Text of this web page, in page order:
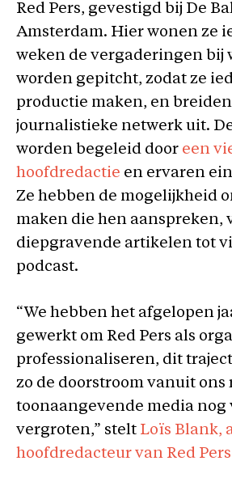
Red Pers, gevestigd bij De
Amsterdam. Hier wonen ze
weken de vergaderingen bij
worden gepitcht, zodat ze
productie maken, en
journalistieke netwerk uit.
worden begeleid door een
hoofdredactie en ervaren
Ze hebben de mogelijkheid
maken die hen aanspreken,
diepgravende artikelen tot
podcast.
“We hebben het afgelopen
gewerkt om Red Pers als
professionaliseren, dit
zo de doorstroom vanuit ons
toonaangevende media nog
vergroten,” stelt Loïs Blank,
hoofdredacteur van Red Pers